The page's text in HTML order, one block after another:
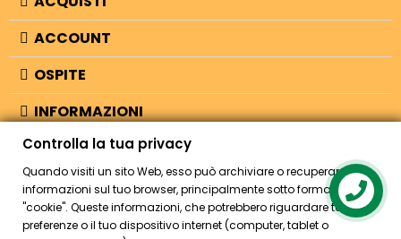
ACCOUNT
OSPITE
INFORMAZIONI
NEGOZIO
© 2026 - Bellearti.it -credits
Controlla la tua privacy
Quando visiti un sito Web, esso può archiviare o recuperare
informazioni sul tuo browser, principalmente sotto forma di
"cookie". Queste informazioni, che potrebbero riguardare te, le tue
preferenze o il tuo dispositivo internet (computer, tablet o
Contact us